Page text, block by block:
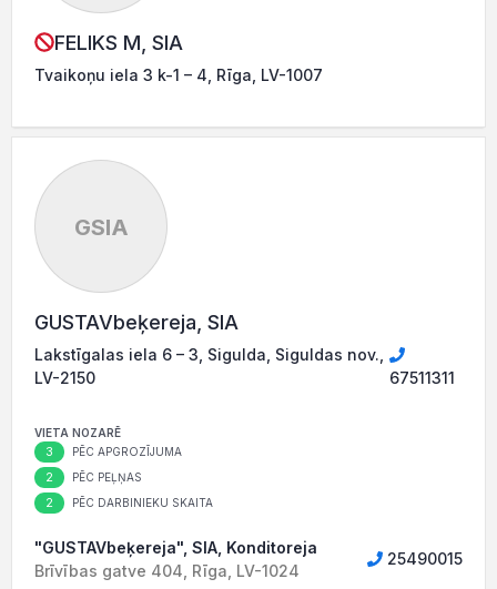
FELIKS M, SIA
Tvaikoņu iela 3 k-1 – 4, Rīga, LV-1007
GSIA
GUSTAVbeķereja, SIA
Lakstīgalas iela 6 – 3, Sigulda, Siguldas nov.,
LV-2150
67511311
VIETA NOZARĒ
3 PĒC APGROZĪJUMA
2 PĒC PEĻŅAS
2 PĒC DARBINIEKU SKAITA
"GUSTAVbeķereja", SIA, Konditoreja
Brīvības gatve 404, Rīga, LV-1024
25490015